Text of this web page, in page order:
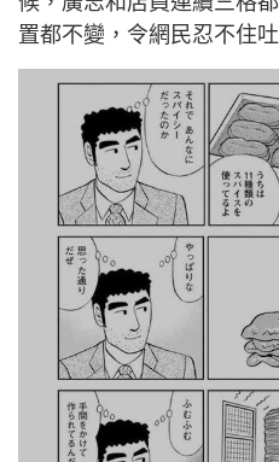
置都不變，令網民忍不住